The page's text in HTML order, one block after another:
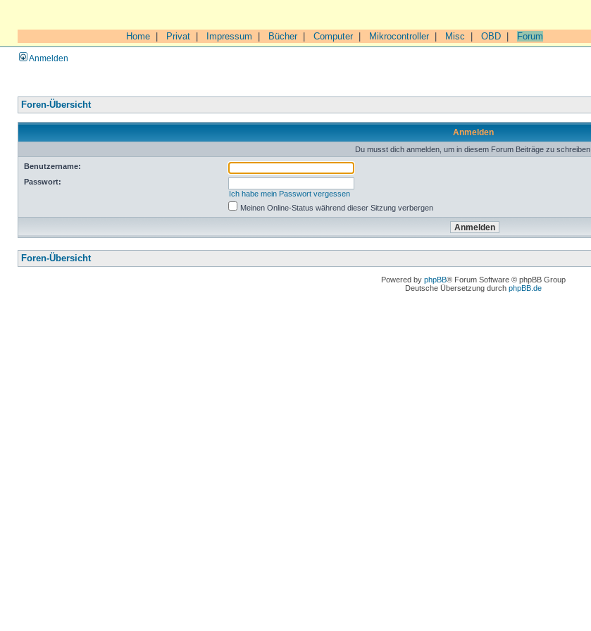
Home Privat Impressum Bücher| Computer| Mikrocontroller| Misc OBD Forum
Anmelden
Foren-Übersicht
Anmelden
Du musst dich anmelden, um in diesem Forum Beiträge zu schreiben.
Benutzername:
Passwort:
Ich habe mein Passwort vergessen
Meinen Online-Status während dieser Sitzung verbergen
Foren-Übersicht
Powered by phpBB® Forum Software © phpBB Group
Deutsche Übersetzung durch phpBB.de